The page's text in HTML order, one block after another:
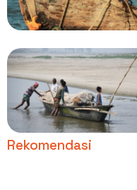
Rekomendasi